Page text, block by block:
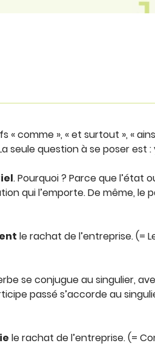
comme », « et surtout », «
seule question à se poser est
. Pourquoi ? Parce que l’état
qui l’emporte. De même, le
le rachat de l’entreprise. (=
se conjugue au singulier,
passé s’accorde au
le rachat de l’entreprise. (=